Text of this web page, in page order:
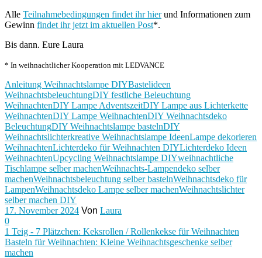
Alle Teilnahmebedingungen findet ihr hierund Informationen zum
Gewinn findet ihr jetzt im aktuellen Post*.
Bis dann. Eure Laura
* In weihnachtlicher Kooperation mit LEDVANCE
Anleitung Weihnachtslampe DIYBastelideen
WeihnachtsbeleuchtungDIY festliche Beleuchtung
WeihnachtenDIY Lampe AdventszeitDIY Lampe aus Lichterkette
WeihnachtenDIY Lampe WeihnachtenDIY Weihnachtsdeko
BeleuchtungDIY Weihnachtslampe bastelnDIY
Weihnachtslichterkreative Weihnachtslampe IdeenLampe dekorieren
WeihnachtenLichterdeko für Weihnachten DIYLichterdeko Ideen
WeihnachtenUpcycling Weihnachtslampe DIYweihnachtliche
Tischlampe selber machenWeihnachts-Lampendeko selber
machenWeihnachtsbeleuchtung selber bastelnWeihnachtsdeko für
LampenWeihnachtsdeko Lampe selber machenWeihnachtslichter
selber machen DIY
17. November 2024 Von Laura
0
1 Teig - 7 Plätzchen: Keksrollen / Rollenkekse für Weihnachten
Basteln für Weihnachten: Kleine Weihnachtsgeschenke selber
machen